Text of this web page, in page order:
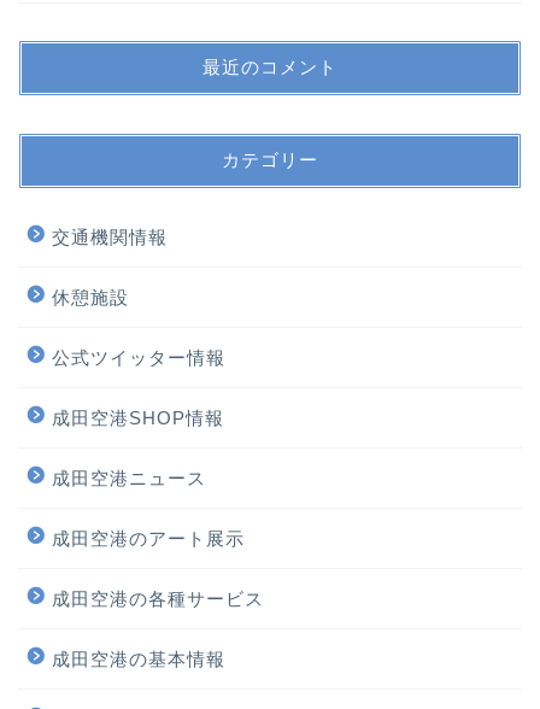
最近のコメント
カテゴリー
交通機関情報
休憩施設
公式ツイッター情報
成田空港SHOP情報
成田空港ニュース
成田空港のアート展示
成田空港の各種サービス
成田空港の基本情報